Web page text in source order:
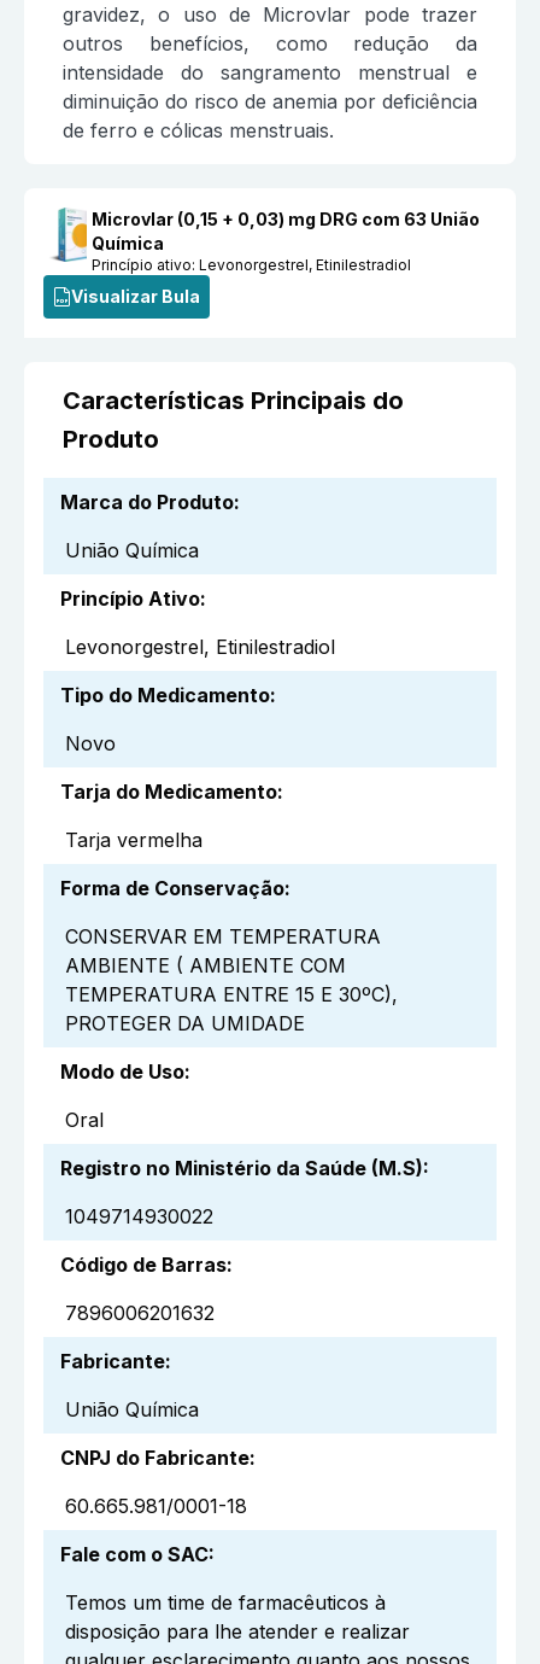
gravidez, o uso de Microvlar pode trazer
outros benefícios, como redução da
intensidade do sangramento menstrual e
diminuição do risco de anemia por deficiência
de ferro e cólicas menstruais.
Microvlar (0,15 + 0,03) mg DRG com 63 União
Química
Princípio ativo:Levonorgestrel, Etinilestradiol
Visualizar Bula
Características Principais do
Produto
Marca do Produto:
União Química
Princípio Ativo:
Levonorgestrel, Etinilestradiol
Tipo do Medicamento:
Novo
Tarja do Medicamento:
Tarja vermelha
Forma de Conservação:
CONSERVAR EM TEMPERATURA
AMBIENTE ( AMBIENTE COM
TEMPERATURA ENTRE 15 E 30ºC),
PROTEGER DA UMIDADE
Modo de Uso:
Oral
Registro no Ministério da Saúde (M.S):
1049714930022
Código de Barras:
7896006201632
Fabricante:
União Química
CNPJ do Fabricante:
60.665.981/0001-18
Fale com o SAC:
Temos um time de farmacêuticos à
disposição para lhe atender e realizar